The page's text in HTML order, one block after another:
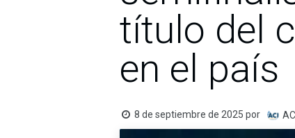
título del
en el país
8 de septiembre de 2025 por